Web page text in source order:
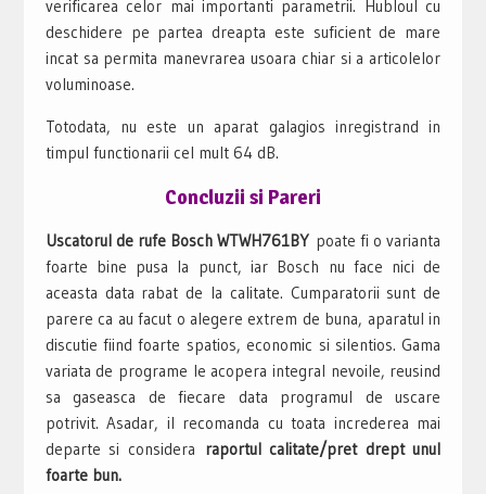
verificarea celor mai importanti parametrii. Hubloul cu
deschidere pe partea dreapta este suficient de mare
incat sa permita manevrarea usoara chiar si a articolelor
voluminoase.
Totodata, nu este un aparat galagios inregistrand in
timpul functionarii cel mult 64 dB.
Concluzii si Pareri
Uscatorul de rufe Bosch WTWH761BY poate fi o varianta
foarte bine pusa la punct, iar Bosch nu face nici de
aceasta data rabat de la calitate. Cumparatorii sunt de
parere ca au facut o alegere extrem de buna, aparatul in
discutie fiind foarte spatios, economic si silentios. Gama
variata de programe le acopera integral nevoile, reusind
sa gaseasca de fiecare data programul de uscare
potrivit. Asadar, il recomanda cu toata increderea mai
departe si considera raportul calitate/pret drept unul
foarte bun.